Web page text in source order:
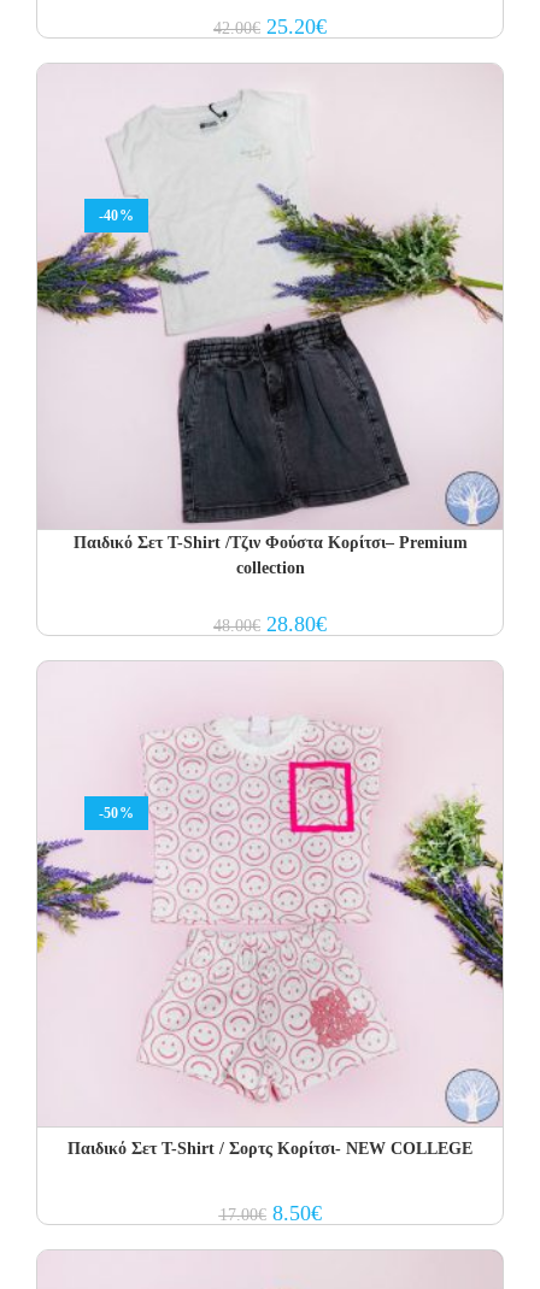
42.00€ Original
price
25.20€Current
price
-40%
Παιδικό Σετ T-Shirt /Τζιν Φούστα Κορίτσι– Premium
collection
48.00€ Original
price
28.80€Current
price
-50%
Παιδικό Σετ Τ-Shirt / Σορτς Κορίτσι- NEW COLLEGE
17.00€ Original
price
8.50€Current
price